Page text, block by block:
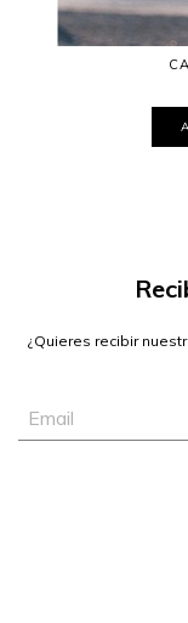
¿Quieres recibir